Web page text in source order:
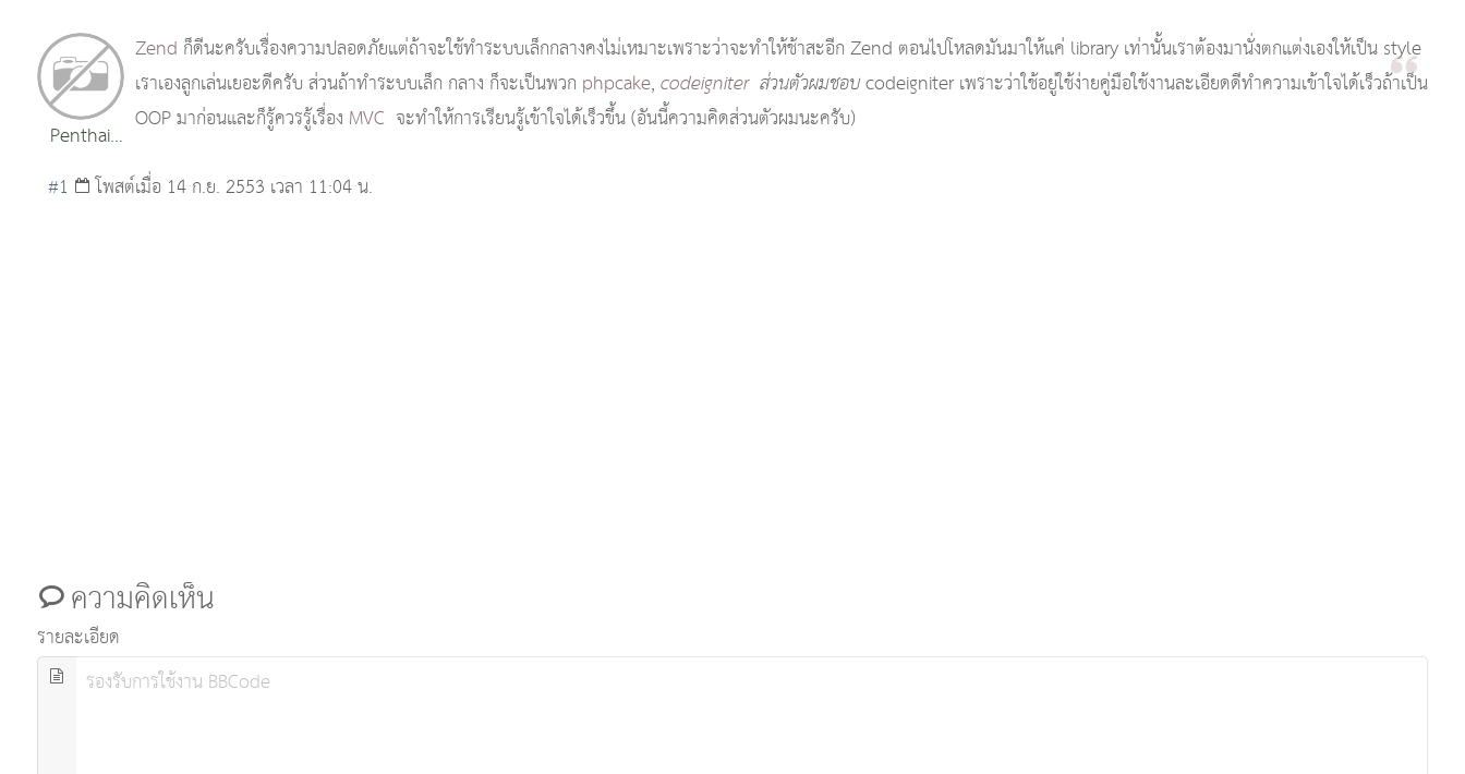
Penthai
[PHP]
Zend ก็ดีนะครับเรื่องความปลอดภัยแต่ถ้าจะใช้ทำระบบเล็กกลางคงไม่เหมาะเพราะว่าจะทำให้ช้าสะอีก Zend ตอนไปโหลดมันมาให้แค่ library เท่านั้นเราต้องมานั่งตกแต่งเองให้เป็น style
เราเองลูกเล่นเยอะดีครับ ส่วนถ้าทำระบบเล็ก กลาง ก็จะเป็นพวก phpcake,codeigniterส่วนตัวผมชอบcodeigniter เพราะว่าใช้อยู่ใช้ง่ายคู่มือใช้งานละเอียดดีทำความเข้าใจได้เร็วถ้าเป็น
OOP มาก่อนและก็รู้ควรรู้เรื่อง MVC จะทำให้การเรียนรู้เข้าใจได้เร็วขึ้น (อันนี้ความคิดส่วนตัวผมนะครับ)
#1 โพสต์เมื่อ 14 ก.ย. 2553 เวลา 11:04 น.
ความคิดเห็น
รายละเอียด